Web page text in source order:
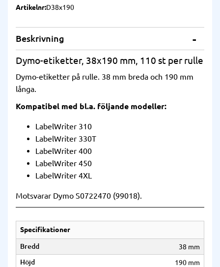
Artikelnr D38x190
Beskrivning
Dymo-etiketter, 38x190 mm, 110 st per rulle
Dymo-etiketter på rulle. 38 mm breda och 190 mm
långa.
Kompatibel med bl.a. följande modeller:
LabelWriter 310
LabelWriter 330T
LabelWriter 400
LabelWriter 450
LabelWriter 4XL
Motsvarar Dymo S0722470 (99018).
Specifikationer
Bredd
38 mm
Höjd
190 mm